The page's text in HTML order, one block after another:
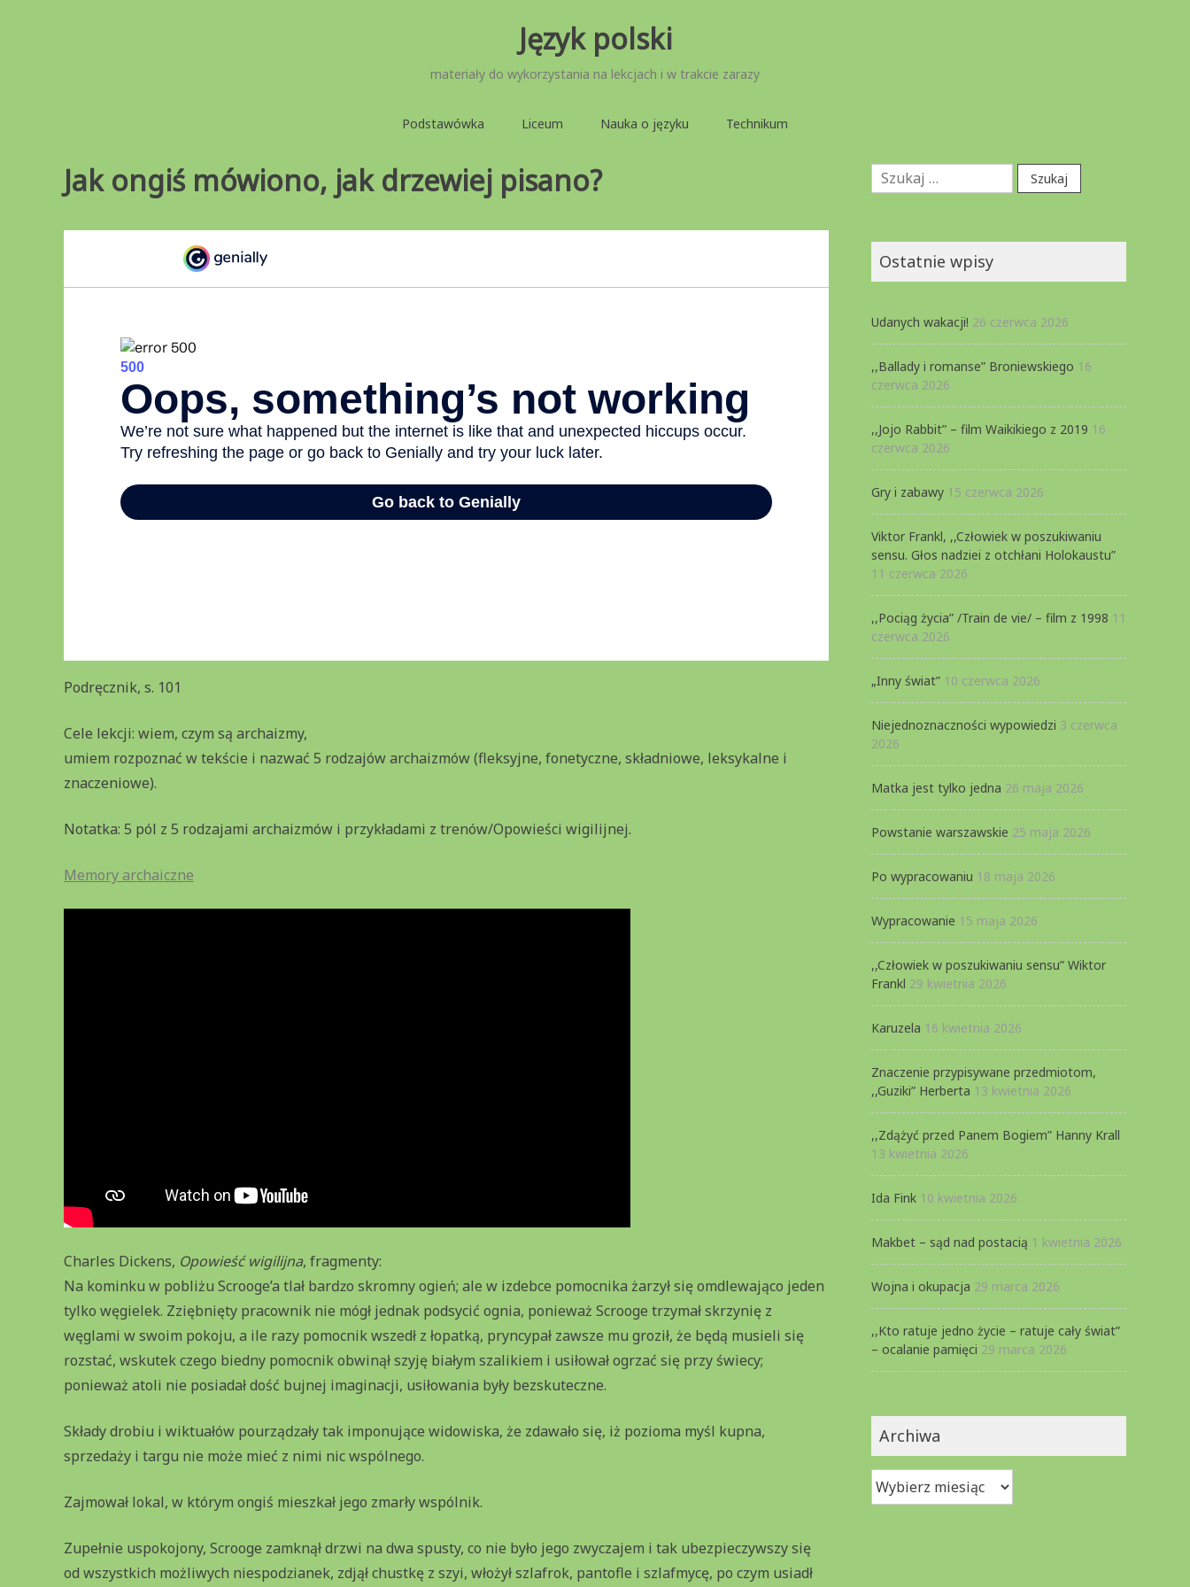
Język polski
materiały do wykorzystania na lekcjach i w trakcie zarazy
Podstawówka Liceum Nauka o języku Technikum
Jak ongiś mówiono, jak drzewiej pisano?
Podręcznik, s. 101
Cele lekcji: wiem, czym są archaizmy,
umiem rozpoznać w tekście i nazwać 5 rodzajów archaizmów (fleksyjne, fonetyczne, składniowe, leksykalne i
znaczeniowe).
Notatka: 5 pól z 5 rodzajami archaizmów i przykładami z trenów/Opowieści wigilijnej.
Memory archaiczne
Charles Dickens, Opowieść wigilijna, fragmenty:
Na kominku w pobliżu Scrooge’a tlał barǳo skromny ogień; ale w izdebce pomocnika żarzył się omdlewająco jeden
tylko węgielek. Zziębnięty pracownik nie mógł jednak podsycić ognia, ponieważ Scrooge trzymał skrzynię z
węglami w swoim pokoju, a ile razy pomocnik wszedł z łopatką, pryncypał zawsze mu groził, że będą musieli się
rozstać, wskutek czego biedny pomocnik obwinął szyję białym szalikiem i usiłował ogrzać się przy świecy;
ponieważ atoli nie posiadał dość bujnej imaginacji, usiłowania były bezskuteczne.
Składy drobiu i wiktuałów pourząǳały tak imponujące widowiska, że zdawało się, iż pozioma myśl kupna,
sprzedaży i targu nie może mieć z nimi nic wspólnego.
Zajmował lokal, w którym ongiś mieszkał jego zmarły wspólnik.
Zupełnie uspokojony, Scrooge zamknął drzwi na dwa spusty, co nie było jego zwyczajem i tak ubezpieczywszy się
od wszystkich możliwych niespoǳianek, zdjął chustkę z szyi, włożył szlafrok, pantofle i szlafmycę, po czym usiadł
Szukaj:
Ostatnie wpisy
Udanych wakacji! 26 czerwca 2026
,,Ballady i romanse” Broniewskiego 16
czerwca 2026
,,Jojo Rabbit” – film Waikikiego z 2019 16
czerwca 2026
Gry i zabawy 15 czerwca 2026
Viktor Frankl, ,,Człowiek w poszukiwaniu
sensu. Głos nadziei z otchłani Holokaustu”
11 czerwca 2026
,,Pociąg życia” /Train de vie/ – film z 1998 11
czerwca 2026
„Inny świat” 10 czerwca 2026
Niejednoznaczności wypowiedzi 3 czerwca
2026
Matka jest tylko jedna 26 maja 2026
Powstanie warszawskie 25 maja 2026
Po wypracowaniu 18 maja 2026
Wypracowanie 15 maja 2026
,,Człowiek w poszukiwaniu sensu” Wiktor
Frankl 29 kwietnia 2026
Karuzela 16 kwietnia 2026
Znaczenie przypisywane przedmiotom,
,,Guziki” Herberta 13 kwietnia 2026
,,Zdążyć przed Panem Bogiem” Hanny Krall
13 kwietnia 2026
Ida Fink 10 kwietnia 2026
Makbet – sąd nad postacią 1 kwietnia 2026
Wojna i okupacja 29 marca 2026
,,Kto ratuje jedno życie – ratuje cały świat”
– ocalanie pamięci 29 marca 2026
Archiwa